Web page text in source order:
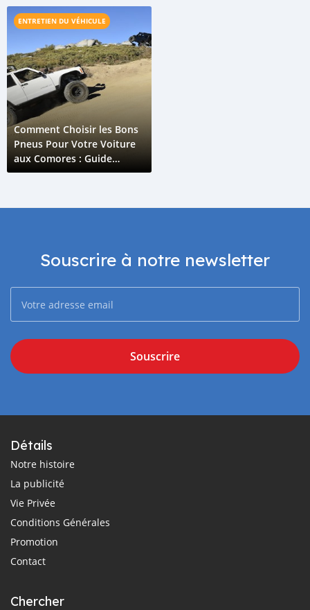
ENTRETIEN DU VÉHICULE
Comment Choisir les Bons
Pneus Pour Votre Voiture
aux Comores : Guide
Ultime
Souscrire à notre newsletter
Souscrire
Détails
Notre histoire
La publicité
Vie Privée
Conditions Générales
Promotion
Contact
Chercher